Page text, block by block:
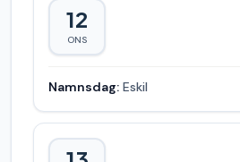
12
ONS
Namnsdag: Eskil